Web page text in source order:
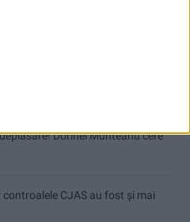
Dorinel Munteanu cere
CJAS au fost și mai